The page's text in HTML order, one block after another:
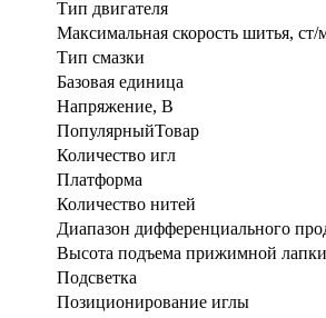
Тип двигателя
Максимальная скорость шитья, ст/
Тип смазки
Базовая единица
Напряжение, В
ПопулярныйТовар
Количество игл
Платформа
Количество нитей
Диапазон дифференциального
Высота подъема прижимной
Подсветка
Позиционирование иглы